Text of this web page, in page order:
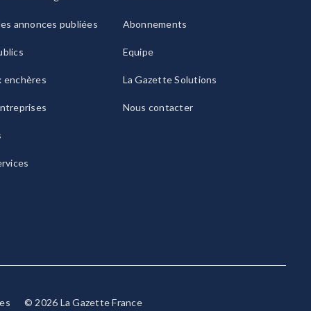
annonces publiées
enchères
Abonnements
Equipe
La Gazette Solutions
Nous contacter
© 2026 La Gazette France